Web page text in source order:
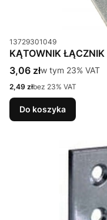
Kod produktu
13729301049
KĄTOWNIK
Cena brutto
3,06 złw tym %s VAT
w tym 23% VAT
Cena netto
2,49 złbez 23% VAT
Do koszyka